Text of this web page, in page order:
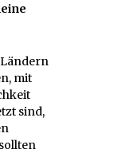
mit
sind,